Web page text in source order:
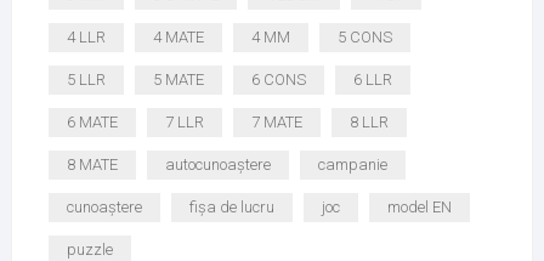
4 LLR 4 MATE 4 MM 5 CONS
5 LLR 5 MATE 6 CONS 6 LLR
6 MATE 7 LLR 7 MATE 8 LLR
8 MATE autocunoaștere campanie
cunoaștere fișa de lucru joc model EN
puzzle